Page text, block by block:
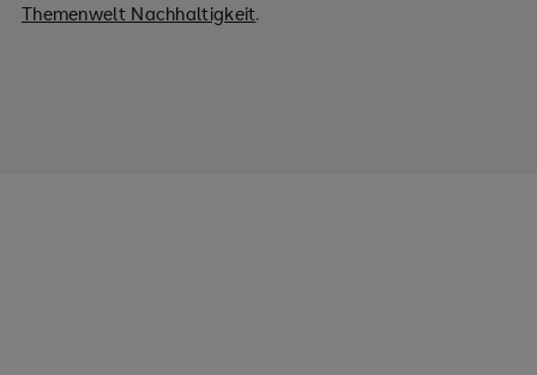
Themenwelt Nachhaltigkeit.